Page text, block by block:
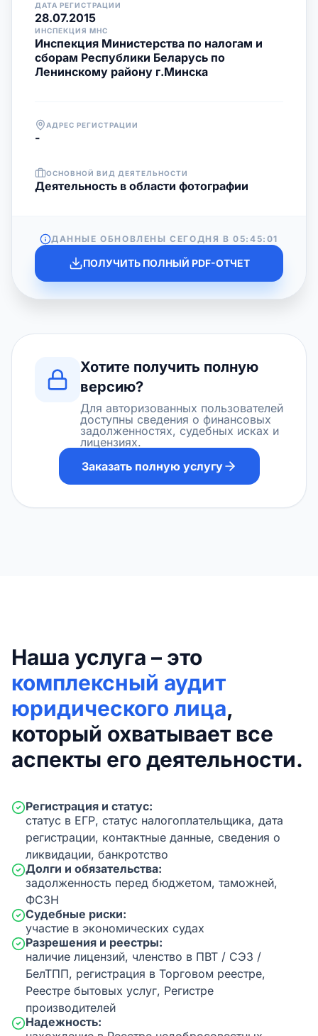
ДАТА РЕГИСТРАЦИИ
28.07.2015
ИНСПЕКЦИЯ МНС
Инспекция Министерства по налогам и
сборам Республики Беларусь по
Ленинскому району г.Минска
АДРЕС РЕГИСТРАЦИИ
-
ОСНОВНОЙ ВИД ДЕЯТЕЛЬНОСТИ
Деятельность в области фотографии
ДАННЫЕ ОБНОВЛЕНЫ СЕГОДНЯ В05:45:01
ПОЛУЧИТЬ ПОЛНЫЙ PDF-ОТЧЕТ
Хотите получить полную
версию?
Для авторизованных пользователей
доступны сведения о финансовых
задолженностях, судебных исках и
лицензиях.
Заказать полную услугу
Наша услуга – это
комплексный аудит
юридического лица,
который охватывает все
аспекты его деятельности.
Регистрация и статус:
статус в ЕГР, статус налогоплательщика, дата
регистрации, контактные данные, сведения о
ликвидации, банкротство
Долги и обязательства:
задолженность перед бюджетом, таможней,
ФСЗН
Судебные риски:
участие в экономических судах
Разрешения и реестры:
наличие лицензий, членство в ПВТ / СЭЗ /
БелТПП, регистрация в Торговом реестре,
Реестре бытовых услуг, Регистре
производителей
Надежность: